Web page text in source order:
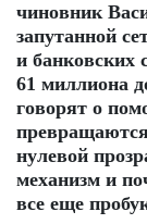
чиновник
запутанной
и банковских
61 миллиона
говорят о
нулевой
механизм и
все еще